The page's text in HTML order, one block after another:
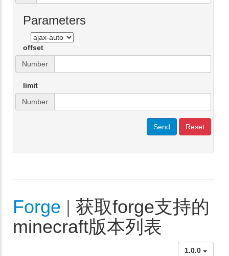
Parameters
offset
Number
limit
Number
Send Reset
Forge | 获取forge支持的
minecraft版本列表
1.0.0